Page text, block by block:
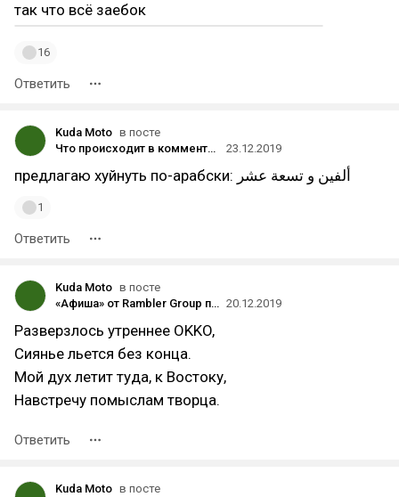
так что всё заебок
16
Ответить
Kuda Moto в посте
Что происходит в комментариях
23.12.2019
предлагаю хуйнуть по-арабски: ألفين و تسعة عشر
1
Ответить
Kuda Moto в посте
«Афиша» от Rambler Group попросила Роспатент запретить МТС и «Яндексу» использовать товарные знаки со словом «Афиша» 20.12.2019
Разверзлось утреннее OKKO,
Сиянье льется без конца.
Мой дух летит туда, к Востоку,
Навстречу помыслам творца.
Ответить
Kuda Moto в посте